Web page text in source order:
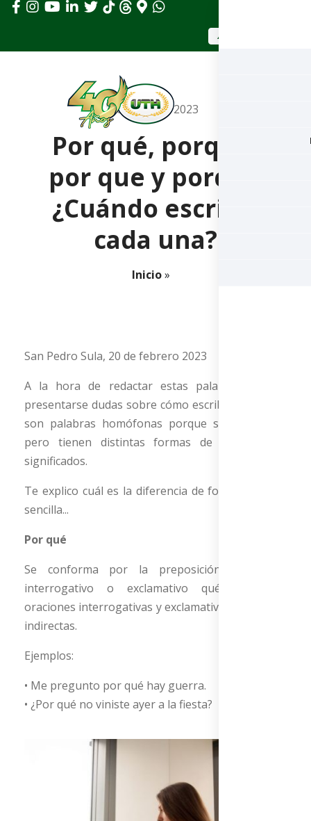
APLICAR AHORA
febrero 20, 2023
Por qué, porqué,
por que y porque
¿Cuándo escribir
cada una?
Inicio»
San Pedro Sula, 20 de febrero 2023
A la hora de redactar estas palabras, suelen
presentarse dudas sobre cómo escribirlas, ya que
son palabras homófonas porque suenan igual,
pero tienen distintas formas de escribirse y
significados.
Te explico cuál es la diferencia de forma rápida y
sencilla...
Por qué
Se conforma por la preposición por y el
interrogativo o exclamativo qué. Introduce
oraciones interrogativas y exclamativas, directas e
indirectas.
Ejemplos:
• Me pregunto por qué hay guerra.
• ¿Por qué no viniste ayer a la fiesta?